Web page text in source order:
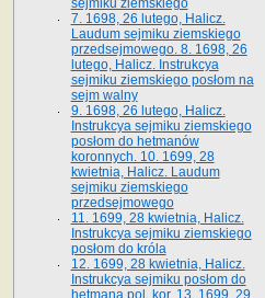
sejmiku ziemskiego
7. 1698, 26 lutego, Halicz.
Laudum sejmiku ziemskiego
przedsejmowego. 8. 1698, 26
lutego, Halicz. Instrukcya
sejmiku ziemskiego posłom na
sejm walny
9. 1698, 26 lutego, Halicz.
Instrukcya sejmiku ziemskiego
posłom do hetmanów
koronnych. 10. 1699, 28
kwietnia, Halicz. Laudum
sejmiku ziemskiego
przedsejmowego
11. 1699, 28 kwietnia, Halicz.
Instrukcya sejmiku ziemskiego
posłom do króla
12. 1699, 28 kwietnia, Halicz.
Instrukcya sejmiku posłom do
hetmana pol. kor. 13. 1699, 29